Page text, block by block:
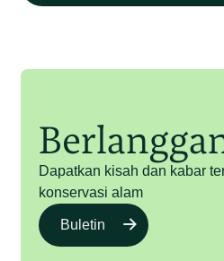
Dapatkan kisah dan kabar
konservasi alam
Buletin